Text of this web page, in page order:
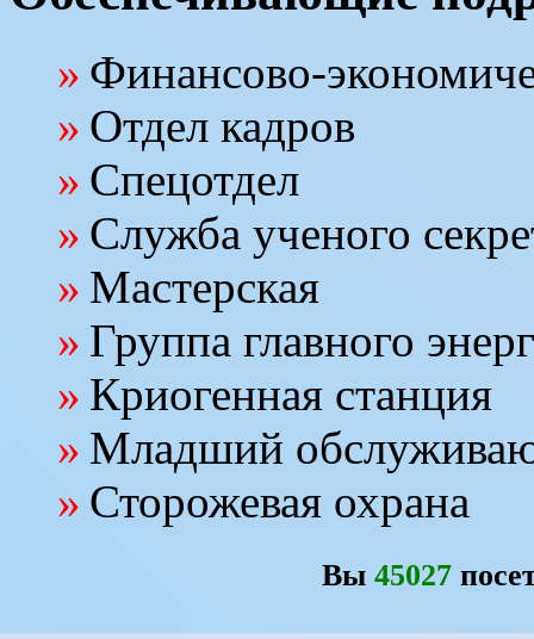
Финансово-
Отдел кадров
Спецотдел
Служба ученого
Мастерская
Группа главного
Криогенная станция
Младший
Сторожевая охрана
Вы 45027